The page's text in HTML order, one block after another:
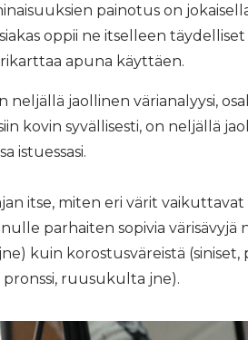
painotus on
oppii ne itselleen
apuna käyttäen.
neljällä jaollinen värianalyysi,
kovin syvällisesti, on neljällä
istuessasi.
itse, miten eri värit vaikuttavat
parhaiten sopivia värisävyjä
kuin korostusväreistä
ruusukulta jne).